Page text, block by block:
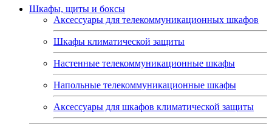
Шкафы, щиты и боксы
Аксессуары для телекоммуникационных шкафов
Шкафы климатической защиты
Настенные телекоммуникационные шкафы
Напольные телекоммуникационные шкафы
Аксессуары для шкафов климатической защиты